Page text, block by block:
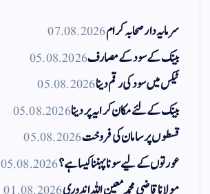
سرمایہ دار صحابہ کرام07.08.2026
بینک کے سود کے مصارف05.08.2026
ٹیکس میں سود کی رقم دینا05.08.2026
بینک کے لئے مکان کرایہ پر دینا05.08.2026
قسطوں پر سامان کی فروخت05.08.2026
عورتوں کے لیے سونا پہننا کیسا ہے؟05.08.2026